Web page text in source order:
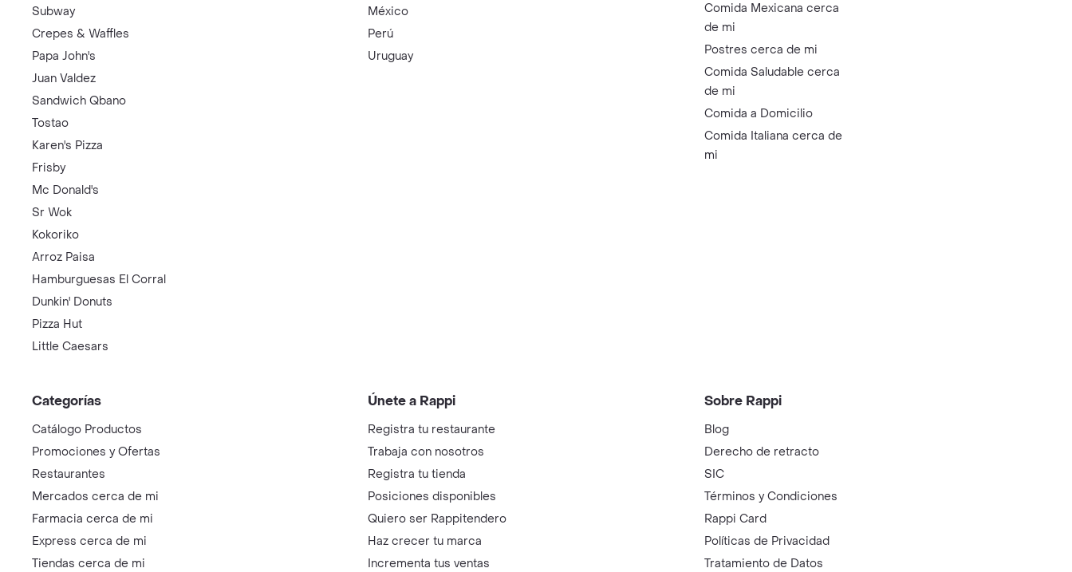
Subway
Crepes & Waffles
Papa John's
Juan Valdez
Sandwich Qbano
Tostao
Karen's Pizza
Frisby
Mc Donald's
Sr Wok
Kokoriko
Arroz Paisa
Hamburguesas El Corral
Dunkin' Donuts
Pizza Hut
Little Caesars
México
Perú
Uruguay
Comida Mexicana cerca
de mi
Postres cerca de mi
Comida Saludable cerca
de mi
Comida a Domicilio
Comida Italiana cerca de
mi
Categorías
Catálogo Productos
Promociones y Ofertas
Restaurantes
Mercados cerca de mi
Farmacia cerca de mi
Express cerca de mi
Tiendas cerca de mi
Únete a Rappi
Registra tu restaurante
Trabaja con nosotros
Registra tu tienda
Posiciones disponibles
Quiero ser Rappitendero
Haz crecer tu marca
Incrementa tus ventas
Sobre Rappi
Blog
Derecho de retracto
SIC
Términos y Condiciones
Rappi Card
Políticas de Privacidad
Tratamiento de Datos